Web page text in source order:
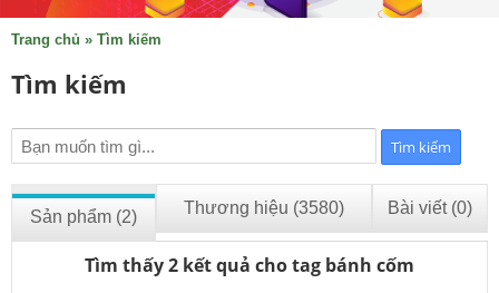
Trang chủ » Tìm kiếm
Tìm kiếm
Sản phẩm (2) Thương hiệu (3580) Bài viết (0)
Tìm thấy 2 kết quả cho tag bánh cốm